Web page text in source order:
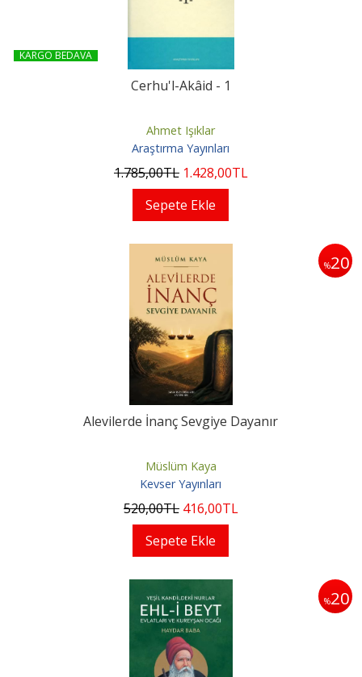
KARGO BEDAVA
Cerhu'l-Akâid - 1
Ahmet Işıklar
Araştırma Yayınları
1.785,00TL 1.428,00TL
Sepete Ekle
%20
Alevilerde İnanç Sevgiye Dayanır
Müslüm Kaya
Kevser Yayınları
520,00TL 416,00TL
Sepete Ekle
%20